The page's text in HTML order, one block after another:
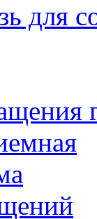
для